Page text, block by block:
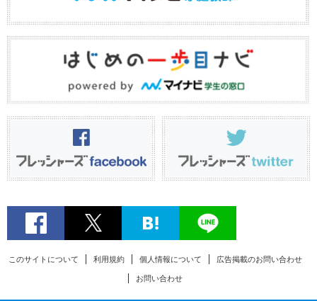
このサイトについて 利用規約 個人情報について 広告掲載のお問い合わせ
お問い合わせ